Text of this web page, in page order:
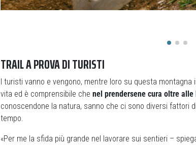
TRAIL A PROVA DI TURISTI
I turisti vanno e vengono, mentre loro su questa montagna
vita ed è comprensibile che nel prendersene cura oltre
conoscendone la natura, sanno che ci sono diversi fattori
tempo.
«Per me la sfida più grande nel lavorare sui sentieri –